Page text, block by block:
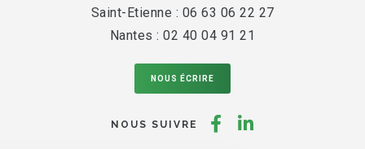
Saint-Etienne : 06 63 06 22 27
Nantes : 02 40 04 91 21
NOUS ÉCRIRE
NOUS SUIVRE
Suivez-Suivez-